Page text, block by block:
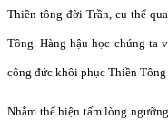
Thiền tông đời Trần, cụ thể
Tông. Hàng hậu học chúng ta
công đức khôi phục Thiền
Nhằm thể hiện tấm lòng